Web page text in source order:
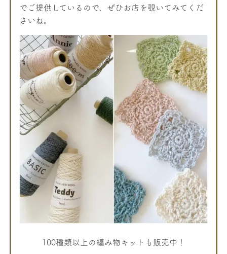
でご提供しているので、ぜひお店を覗いてみてくだ
さいね。
100種類以上の編み物キットも販売中！